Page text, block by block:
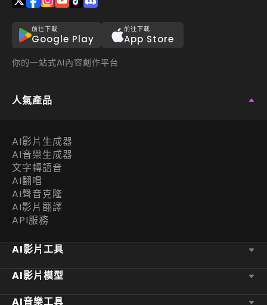
前往下載
Google Play
前往下載
App Store
你的一站式AI內容創作平台
人氣產品
AI影片生成器
AI音樂生成器
文字轉語音
AI翻唱
AI聲音克隆
AI影片翻譯
API服務
AI影片工具
AI影片模型
AI音樂工具